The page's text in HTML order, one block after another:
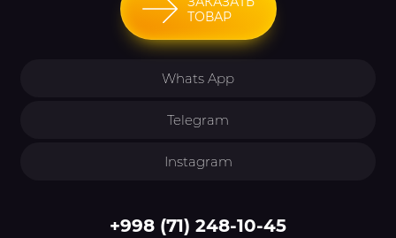
ТОВАР
Whats App
Telegram
Instagram
+998 (71) 248-10-45